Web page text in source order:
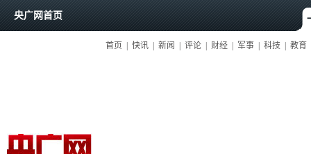
央广网首页
首页 快讯 新闻 评论 财经 军事 科技 教育